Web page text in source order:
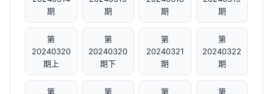
期
期
期
期
第
20240320
期上
第
20240320
期下
第
20240321
期
第
20240322
期
第
第
第
第